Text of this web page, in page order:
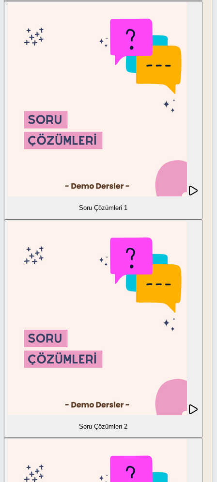
Soru Çözümleri 1
Soru Çözümleri 2